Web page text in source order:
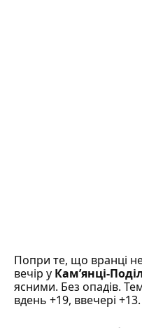
Попри те, що вранці
вечір у Кам’янці-
ясними. Без опадів.
вдень +19, ввечері +13.